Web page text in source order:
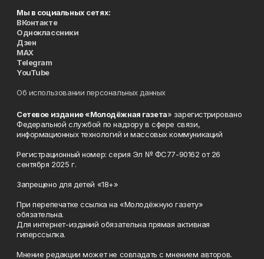
Мы в социальных сетях:
ВКонтакте
Одноклассники
Дзен
MAX
Telegram
YouTube
Об использовании персональных данных
Сетевое издание «Молодёжная газета» зарегистрировано
Федеральной службой по надзору в сфере связи,
информационных технологий и массовых коммуникаций
Регистрационный номер: серия Эл № ФС77-90162 от 26
сентября 2025 г.
Запрещено для детей «18+»
При перепечатке ссылка на «Молодёжную газету»
обязательна.
Для интернет-изданий обязательна прямая активная
гиперссылка.
Мнение редакции может не совпадать с мнением авторов.